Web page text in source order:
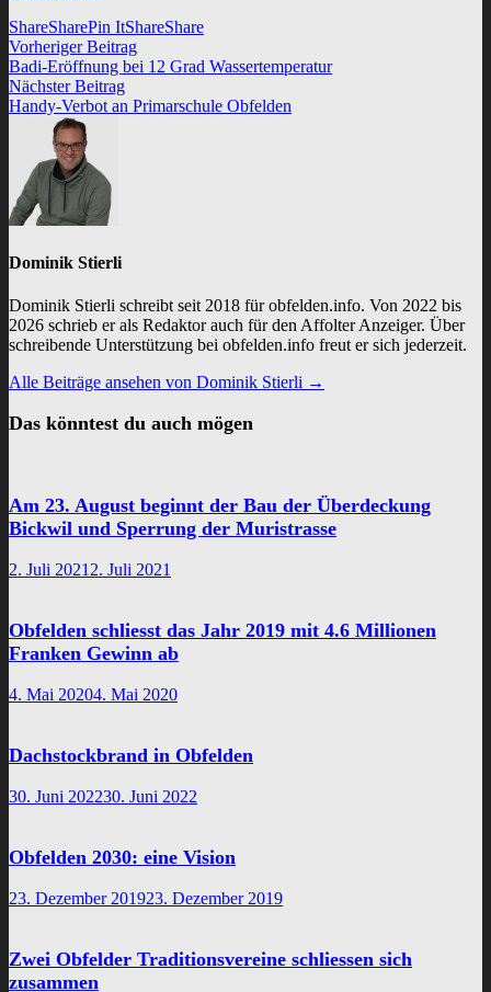
ShareSharePin ItShareShare
Beitragsnavigation
Vorheriger BeitragVorheriger
Beitrag:
Badi-Eröffnung bei 12 Grad Wassertemperatur
Nächster BeitragNächster
Beitrag:
Handy-Verbot an Primarschule Obfelden
Dominik Stierli
Dominik Stierli schreibt seit 2018 für obfelden.info. Von 2022 bis
2026 schrieb er als Redaktor auch für den Affolter Anzeiger. Über
schreibende Unterstützung bei obfelden.info freut er sich jederzeit.
Alle Beiträge ansehen von Dominik Stierli →
Das könntest du auch mögen
Am 23. August beginnt der Bau der Überdeckung
Bickwil und Sperrung der Muristrasse
2. Juli 2021 2. Juli 2021
Obfelden schliesst das Jahr 2019 mit 4.6 Millionen
Franken Gewinn ab
4. Mai 20204. Mai 2020
Dachstockbrand in Obfelden
30. Juni 202230. Juni 2022
Obfelden 2030: eine Vision
23. Dezember 201923. Dezember 2019
Zwei Obfelder Traditionsvereine schliessen sich
zusammen